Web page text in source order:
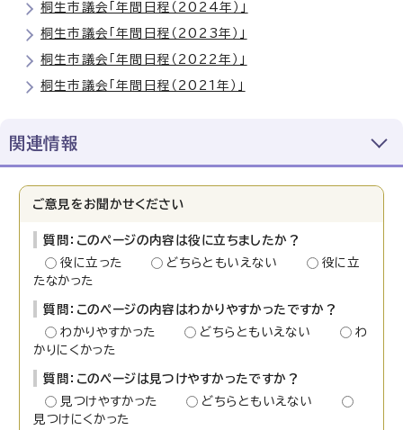
桐生市議会「年間日程（2024年）」
桐生市議会「年間日程（2023年）」
桐生市議会「年間日程（2022年）」
桐生市議会「年間日程（2021年）」
関連情報
ご意見をお聞かせください
質問：このページの内容は役に立ちましたか？
役に立った
どちらともいえない
役に立
たなかった
質問：このページの内容はわかりやすかったですか？
わかりやすかった
どちらともいえない
わ
かりにくかった
質問：このページは見つけやすかったですか？
見つけやすかった
どちらともいえない
見つけにくかった